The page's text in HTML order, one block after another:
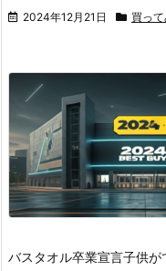
2024年12月21日 買っ
バスタオル卒業宣言子供が